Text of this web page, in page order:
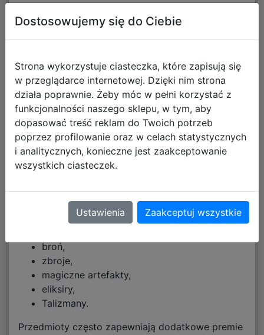
Rozwój postaci
Po zebraniu odpowiedniej liczby punktów możesz
zwiększać:
Siłę,
Moc.
Dzięki temu bohater staje się coraz potężniejszy i
może mierzyć się z trudniejszymi wyzwaniami.
Przedmioty i ekwipunek
Podczas przygody możesz zdobywać liczne
przedmioty:
broń,
zbroje,
magiczne artefakty,
eliksiry,
Talizmany.
Przedmioty często zapewniają dodatkowe premie
Dostosowujemy się do Ciebie
Strona wykorzystuje ciasteczka, które zapisują się
w przeglądarce internetowej. Dzięki nim strona
działa poprawnie. Żeby móc w pełni korzystać z
funkcjonalności naszego sklepu, w tym, aby
dopasować treść reklam do Twoich potrzeb
poprzez profilowanie oraz w celach statystycznych
i analitycznych, konieczne jest zaakceptowanie
wszystkich ciasteczek.
Ustawienia Zaakceptuj wszystkie